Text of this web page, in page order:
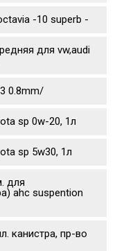
-10 superb -
для vw,audi
0.8mm/
sp 0w-20, 1л
sp 5w30, 1л
для
ahc suspention
канистра, пр-во